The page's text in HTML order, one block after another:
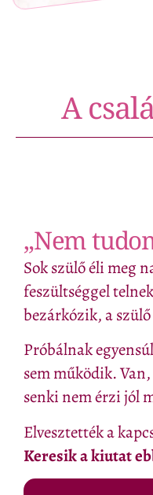
A
„Nem
Sok szülő éli meg
feszültséggel
bezárkózik, a
Próbálnak
sem működik.
senki nem érzi jól
Elvesztették a
Keresik a kiutat